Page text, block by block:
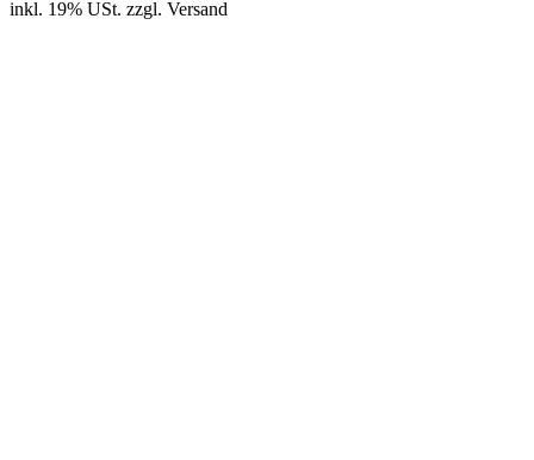
inkl. 19% USt. zzgl. Versand